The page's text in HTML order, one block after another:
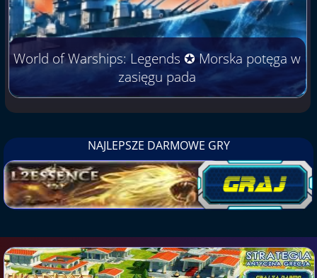
World of Warships: Legends ✪ Morska potęga w
zasięgu pada
NAJLEPSZE DARMOWE GRY